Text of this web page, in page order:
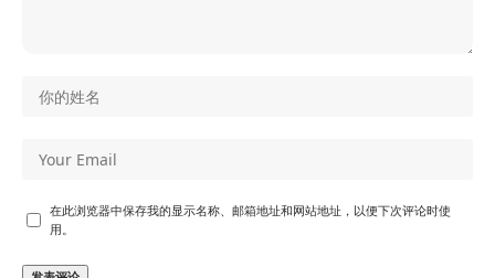
在此浏览器中保存我的显示名称、邮箱地址和网站地址，以便下次评论时使
用。